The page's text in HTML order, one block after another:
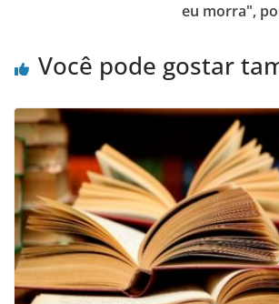
eu morra",
Você pode gostar